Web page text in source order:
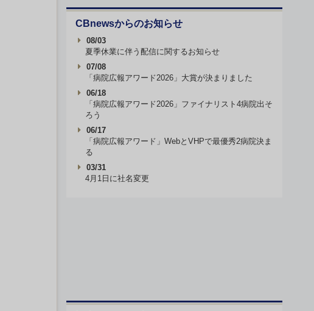
CBnewsからのお知らせ
08/03
夏季休業に伴う配信に関するお知らせ
07/08
「病院広報アワード2026」大賞が決まりました
06/18
「病院広報アワード2026」ファイナリスト4病院出そ
ろう
06/17
「病院広報アワード」WebとVHPで最優秀2病院決ま
る
03/31
4月1日に社名変更